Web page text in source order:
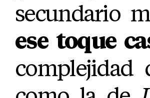
secundario
ese toque
complejidad